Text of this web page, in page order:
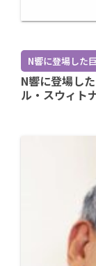
N響に登場した
N響に登場した巨
ル・スウィト